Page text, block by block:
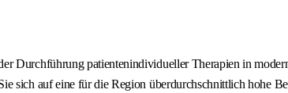
Durchführung patientenindividueller Therapien in
sich auf eine für die Region überdurchschnittlich hohe